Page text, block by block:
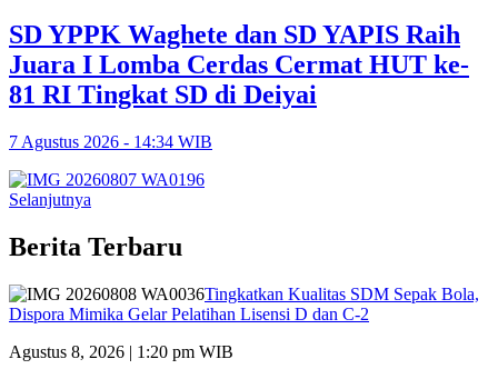
SD YPPK Waghete dan SD YAPIS Raih
Juara I Lomba Cerdas Cermat HUT ke-
81 RI Tingkat SD di Deiyai
7 Agustus 2026 - 14:34 WIB
Selanjutnya
Berita Terbaru
Tingkatkan Kualitas SDM Sepak Bola,
Dispora Mimika Gelar Pelatihan Lisensi D dan C-2
Agustus 8, 2026 | 1:20 pm WIB